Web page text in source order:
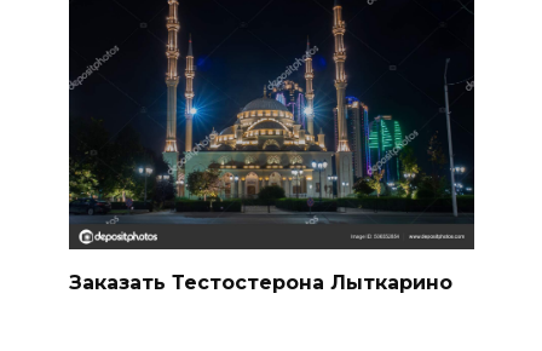
Заказать Тестостерона Лыткарино